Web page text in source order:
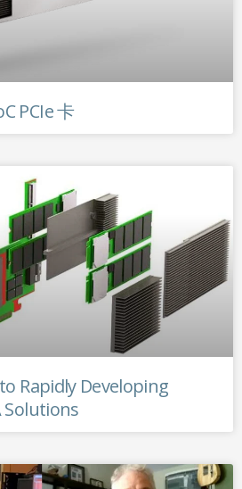
PCIe 卡
Rapidly Developing
Solutions